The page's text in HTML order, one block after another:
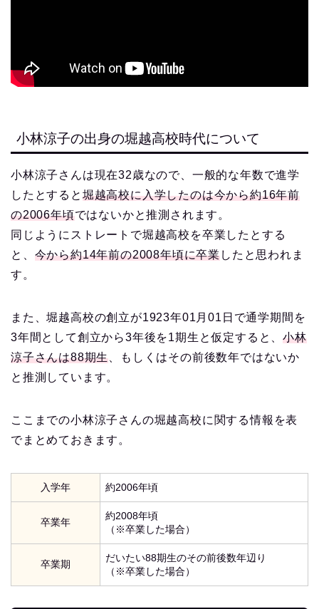
小林涼子の出身の堀越高校時代について
小林涼子さんは現在32歳なので、一般的な年数で進学
したとすると 堀越高校に入学したのは今から約16年前
の2006年頃ではないかと推測されます。
同じようにストレートで堀越高校を卒業したとする
と、 今から約14年前の2008年頃に卒業したと思われま
す。
また、堀越高校の創立が1923年01月01日で通学期間を
3年間として創立から3年後を1期生と仮定すると、小林
涼子さんは88期生 、もしくはその前後数年ではないか
と推測しています。
ここまでの小林涼子さんの堀越高校に関する情報を表
でまとめておきます。
入学年 約2006年頃
卒業年
約2008年頃
（※卒業した場合）
卒業期
だいたい88期生のその前後数年辺り
（※卒業した場合）